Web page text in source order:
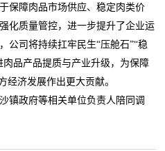
保障肉品市场供应、稳定肉类价
化质量管控，进一步提升了企业运
公司将持续扛牢民生“压舱石”“稳
品产品提质与产业升级，为保障
经济发展作出更大贡献。
镇政府等相关单位负责人陪同调